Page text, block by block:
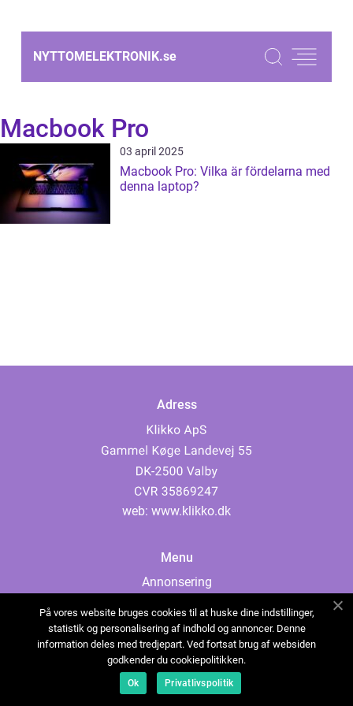
NYTTOMELEKTRONIK.se
Macbook Pro
03 april 2025
Macbook Pro: Vilka är fördelarna med
denna laptop?
Adress
web: www.klikko.dk
Menu
Annonsering
Cookies
Kontakta oss
Sitemap
På vores website bruges cookies til at huske dine indstillinger,
statistik og personalisering af indhold og annoncer. Denne
information deles med tredjepart. Ved fortsat brug af websiden
godkender du cookiepolitikken.
Ok Privatlivspolitik